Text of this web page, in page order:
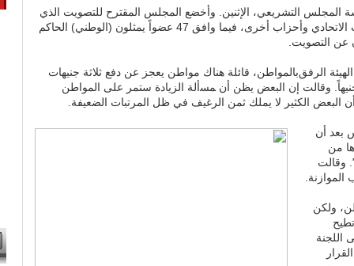
المجلس ﺍﻟﺘﺸﺮﻳﻌﻲ، الإثنين. ﻭأﺧﻀﻊ ﺍﻟﻤﺠﻠﺲ ﺍﻟﻤﻘﺘﺮﺡ ﻟﻠﺘﺼﻮﻳﺖ الذي
ﺭﻓﻀﻪ تسعة أﻋﻀﺎﺀ ﻳﻤﺜﻠﻮﻥﺍﻟﺤﺰﺏ ﺍﻻﺗﺤﺎﺩﻱ ﻭأﺣﺰﺍﺏ أﺧﺮﻯ، ﻓﻴﻤﺎ ﻭﺍﻓﻖ 47 ﻋﻀﻮﺍً ﻳﻤﺜﻠﻮﻥ (ﺍﻟﻮﻃﻨﻲ) الحاكم
ﻋﻦ ﺍﻟﺘﺼﻮﻳﺖ.
ﺍﻟﺮﻓﻖﺑﺎﻟﻤﻮﺍﻃﻦ، ﻗﺎﺋﻠﺔ ﻫﻨﺎﻙ ﻣﻮﺍﻃﻦ ﻳﻌﺠﺰ ﻋﻦ ﺩﻓﻊ ثلاثة ﺟﻨﻴﻬﺎﺕ
ﻛﻬﺮﺑﺎﺀ ﻓﻜﻴﻒ ﺳﻴﺪﻓﻊ 30 جنيهاً. وقالت إن ﺍﻟﺒﻌﺾ ﻳﻈﻦ أن ﻤﺴأﻟﺔ ﺍﻟﺰﻳﺎﺩﺓ ﺳﺘﻤﺮ على ﺍﻟﻤﻮﺍﻃﻦ
أﻥ ﺍﻟﺒﻌﺾ ﺍﻟﻜﺜﻴﺮ ﻻ ﻳﻤﻠﻚ ﺛﻤﻦ ﺍﻟﺮﻏﻴﻒ ﻓﻲ ﻇﻞ ﺍﻟﻤﺮﺗﺒﺎﺕ ﺍﻟﻀﻌﻴﻔﺔ.
ﺑﻌﺪ أﻥ
ﻣﻦ
ﻭﻗﺎﻟﺖ
ﻭﻟﻜﻦ
ﺍﻟﻠﺠﻨﺔ